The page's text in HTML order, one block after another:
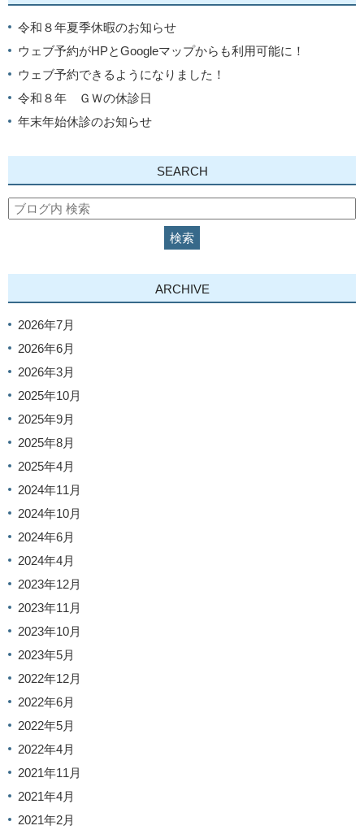
令和８年夏季休暇のお知らせ
ウェブ予約がHPとGoogleマップからも利用可能に！
ウェブ予約できるようになりました！
令和８年 ＧＷの休診日
年末年始休診のお知らせ
SEARCH
ARCHIVE
2026年7月
2026年6月
2026年3月
2025年10月
2025年9月
2025年8月
2025年4月
2024年11月
2024年10月
2024年6月
2024年4月
2023年12月
2023年11月
2023年10月
2023年5月
2022年12月
2022年6月
2022年5月
2022年4月
2021年11月
2021年4月
2021年2月